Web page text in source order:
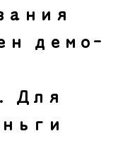
демо-
Для